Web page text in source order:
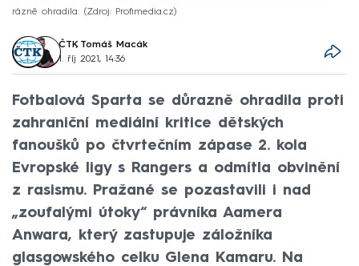
rázně ohradila.
Zdroj: Profimedia.cz
ČTK, Tomáš Macák
1. říj 2021, 14:36
Fotbalová Sparta se důrazně ohradila proti
zahraniční mediální kritice dětských
fanoušků po čtvrtečním zápase 2. kola
Evropské ligy s Rangers a odmítla obvinění
z rasismu. Pražané se pozastavili i nad
„zoufalými útoky“ právníka Aamera
Anwara, který zastupuje záložníka
glasgowského celku Glena Kamaru. Na